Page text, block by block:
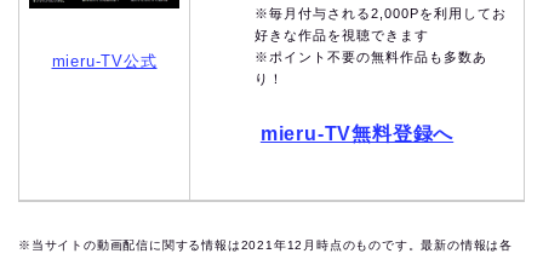
mieru-TV公式
※毎月付与される2,000Pを利用してお
好きな作品を視聴できます
※ポイント不要の無料作品も多数あ
り！
mieru-TV無料登録へ
※当サイトの動画配信に関する情報は2021年12月時点のものです。最新の情報は各